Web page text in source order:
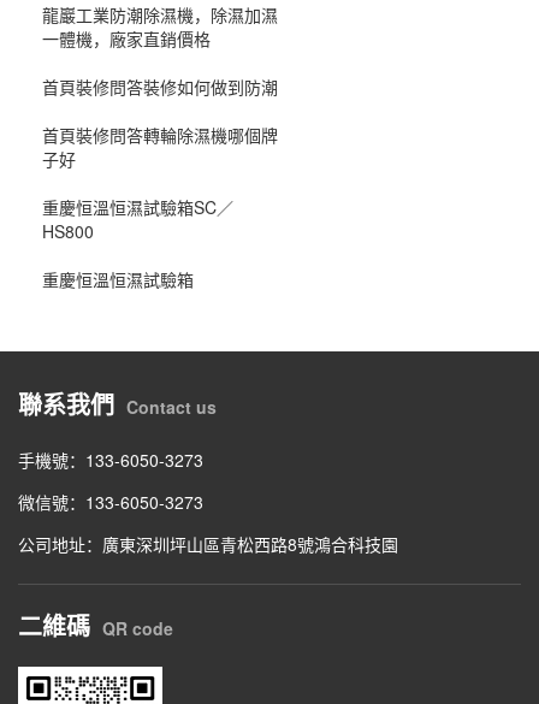
龍巖工業防潮除濕機，除濕加濕
一體機，廠家直銷價格
首頁裝修問答裝修如何做到防潮
首頁裝修問答轉輪除濕機哪個牌
子好
重慶恒溫恒濕試驗箱SC／
HS800
重慶恒溫恒濕試驗箱
聯系我們 Contact us
手機號：133-6050-3273
微信號：133-6050-3273
公司地址：廣東深圳坪山區青松西路8號鴻合科技園
二維碼 QR code